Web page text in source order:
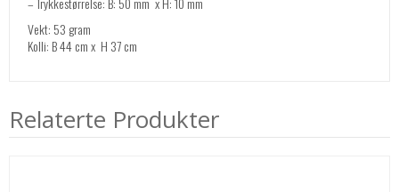
Vekt: 53 gram
Kolli: B 44 cm x H 37 cm
Relaterte Produkter